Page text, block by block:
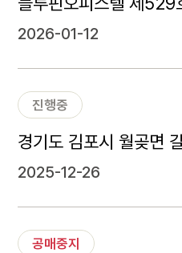
2026-01-12
진행중
경기도 김포시 월곶면
2025-12-26
공매중지